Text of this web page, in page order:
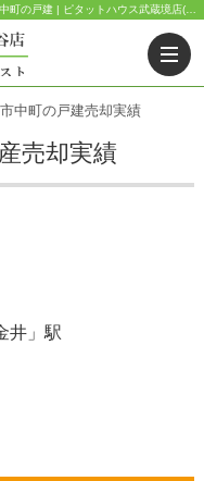
中町の戸建売却実績
売却実績
井」駅